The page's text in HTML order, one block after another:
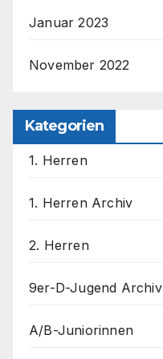
Januar 2023
November 2022
Kategorien
1. Herren
1. Herren Archiv
2. Herren
9er-D-Jugend Archiv
A/B-Juniorinnen